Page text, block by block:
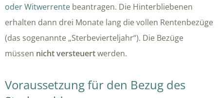
oder Witwerrente beantragen. Die Hinterbliebenen
erhalten dann drei Monate lang die vollen Rentenbezüge
(das sogenannte „Sterbevierteljahr“). Die Bezüge
müssen nicht versteuertwerden.
Voraussetzung für den Bezug des